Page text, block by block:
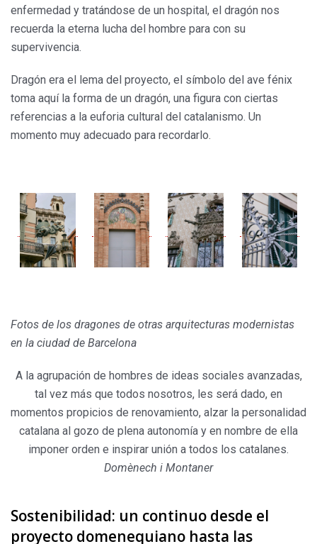
enfermedad y tratándose de un hospital, el dragón nos
recuerda la eterna lucha del hombre para con su
supervivencia.
Dragón era el lema del proyecto, el símbolo del ave fénix
toma aquí la forma de un dragón, una figura con ciertas
referencias a la euforia cultural del catalanismo. Un
momento muy adecuado para recordarlo.
Fotos de los dragones de otras arquitecturas modernistas
en la ciudad de Barcelona
A la agrupación de hombres de ideas sociales avanzadas,
tal vez más que todos nosotros, les será dado, en
momentos propicios de renovamiento, alzar la personalidad
catalana al gozo de plena autonomía y en nombre de ella
imponer orden e inspirar unión a todos los catalanes.
Domènech i Montaner
Sostenibilidad: un continuo desde el
proyecto domenequiano hasta las